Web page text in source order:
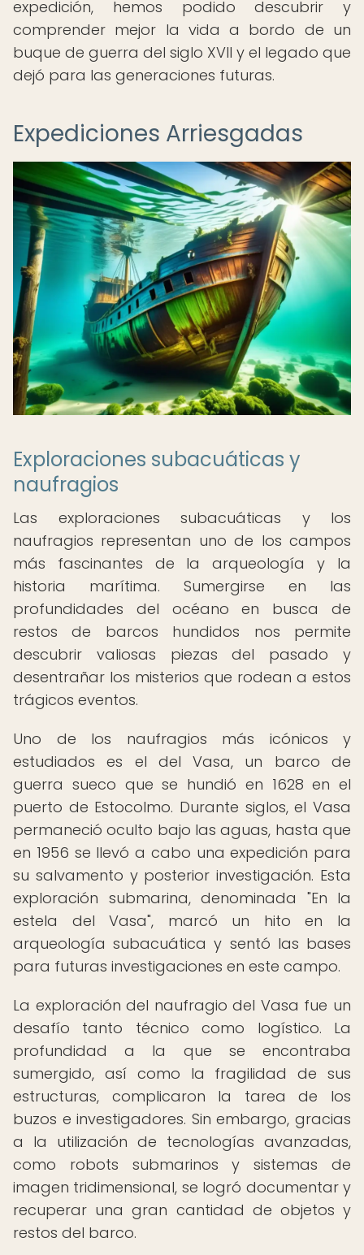
expedición, hemos podido descubrir y
comprender mejor la vida a bordo de un
buque de guerra del siglo XVII y el legado que
dejó para las generaciones futuras.
Expediciones Arriesgadas
Exploraciones subacuáticas y
naufragios
Las exploraciones subacuáticas y los
naufragios representan uno de los campos
más fascinantes de la arqueología y la
historia marítima. Sumergirse en las
profundidades del océano en busca de
restos de barcos hundidos nos permite
descubrir valiosas piezas del pasado y
desentrañar los misterios que rodean a estos
trágicos eventos.
Uno de los naufragios más icónicos y
estudiados es el del Vasa, un barco de
guerra sueco que se hundió en 1628 en el
puerto de Estocolmo. Durante siglos, el Vasa
permaneció oculto bajo las aguas, hasta que
en 1956 se llevó a cabo una expedición para
su salvamento y posterior investigación. Esta
exploración submarina, denominada "En la
estela del Vasa", marcó un hito en la
arqueología subacuática y sentó las bases
para futuras investigaciones en este campo.
La exploración del naufragio del Vasa fue un
desafío tanto técnico como logístico. La
profundidad a la que se encontraba
sumergido, así como la fragilidad de sus
estructuras, complicaron la tarea de los
buzos e investigadores. Sin embargo, gracias
a la utilización de tecnologías avanzadas,
como robots submarinos y sistemas de
imagen tridimensional, se logró documentar y
recuperar una gran cantidad de objetos y
restos del barco.